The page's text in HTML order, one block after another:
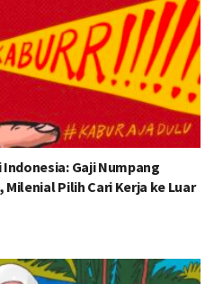
Gaji Numpang
Pilih Cari Kerja ke Luar